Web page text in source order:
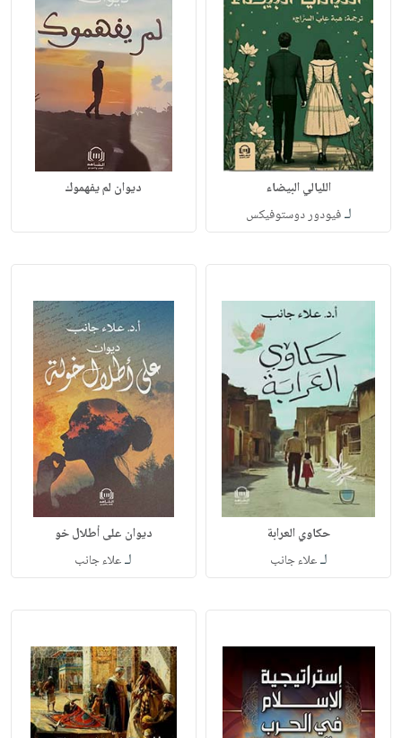
الليالي البيضاء
لـفيودور دوستوفيكس
ديوان لم يفهموك
حكاوي العرابة
لـعلاء جانب
ديوان على أطلال خو
لـعلاء جانب